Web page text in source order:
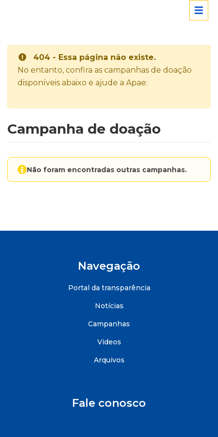
404 - Essa página não existe.
No entanto, confira as campanhas de doação
disponíveis abaixo e ajude a Apae:
Campanha de doação
Não foram encontradas outras campanhas.
Navegação
Portal da transparência
Notícias
Campanhas
Videos
Arquivos
Fale conosco